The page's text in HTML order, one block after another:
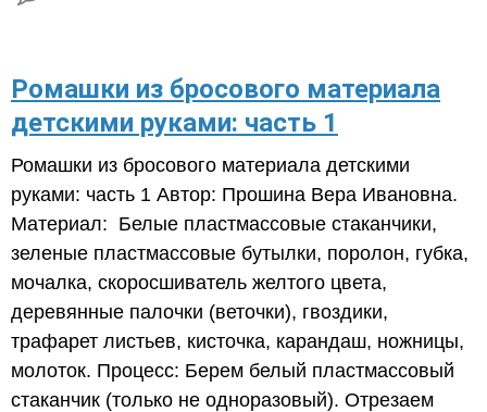
Ромашки из бросового материала
детскими руками: часть 1
Ромашки из бросового материала детскими
руками: часть 1 Автор: Прошина Вера Ивановна.
Материал: Белые пластмассовые стаканчики,
зеленые пластмассовые бутылки, поролон, губка,
мочалка, скоросшиватель желтого цвета,
деревянные палочки (веточки), гвоздики,
трафарет листьев, кисточка, карандаш, ножницы,
молоток. Процесс: Берем белый пластмассовый
стаканчик (только не одноразовый). Отрезаем